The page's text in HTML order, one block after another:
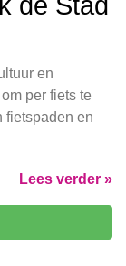
en
per fiets te
fietspaden en
Lees verder »